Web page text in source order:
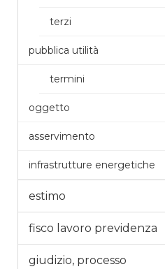
terzi
pubblica utilità
termini
oggetto
asservimento
infrastrutture energetiche
estimo
fisco lavoro previdenza
giudizio, processo